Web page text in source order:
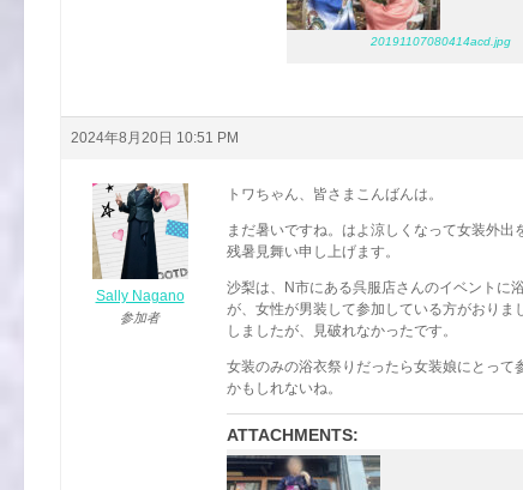
20191107080414acd.jpg
2024年8月20日 10:51 PM
Sally Nagano
参加者
トワちゃん、皆さまこんばんは。
まだ暑いですね。はよ涼しくなって女装外出
残暑見舞い申し上げます。
沙梨は、N市にある呉服店さんのイベントに
が、女性が男装して参加している方がおり
しましたが、見破れなかったです。
女装のみの浴衣祭りだったら女装娘にとっ
かもしれないね。
ATTACHMENTS: